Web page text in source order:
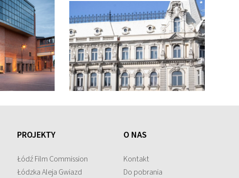
PROJEKTY
Łódź Film Commission
Łódzka Aleja Gwiazd
O NAS
Kontakt
Do pobrania